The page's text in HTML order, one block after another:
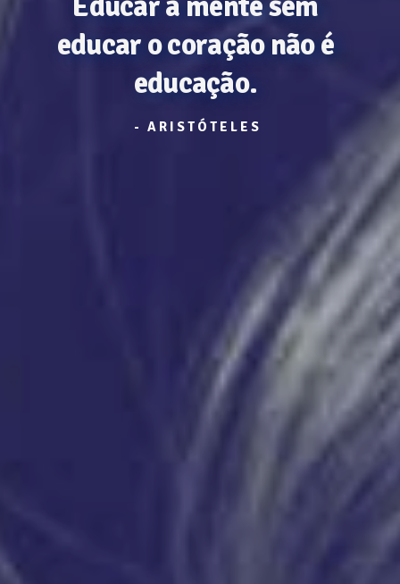
educar o coraçãonão é
educação.
- ARISTÓTELES